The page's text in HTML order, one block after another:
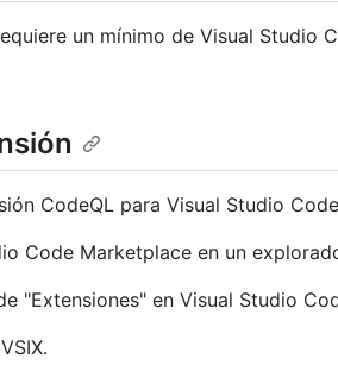
un mínimo de Visual Studio
CodeQL para Visual Studio
Code Marketplace en un
"Extensiones" en Visual Studio